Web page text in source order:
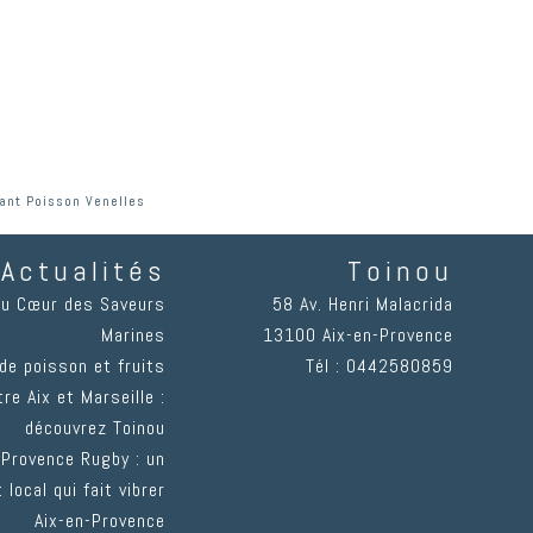
Poisson Venelles
Actualités
Cœur des Saveurs
Marines
poisson et fruits
Aix et Marseille :
découvrez Toinou
Rugby : un
local qui fait vibrer
Aix-en-Provence
Toinou
58 Av. Henri Malacrida
13100 Aix-en-Provence
Tél : 0442580859